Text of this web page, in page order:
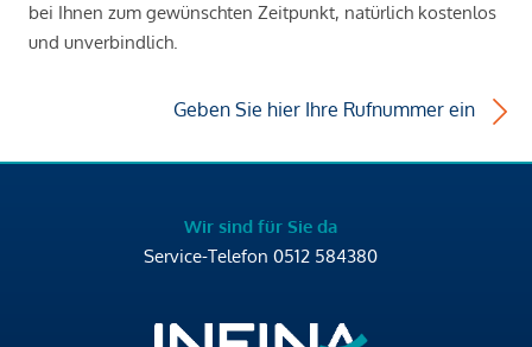
bei Ihnen zum gewünschten Zeitpunkt, natürlich kostenlos
und unverbindlich.
Geben Sie hier Ihre Rufnummer ein
Wir sind für Sie da
Service-Telefon 0512 584380